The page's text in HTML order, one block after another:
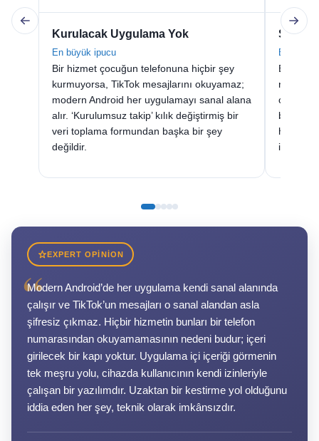
Kurulacak Uygulama Yok
En büyük ipucu
Bir hizmet çocuğun telefonuna hiçbir şey
kurmuyorsa, TikTok mesajlarını okuyamaz;
modern Android her uygulamayı sanal alana
alır. ‘Kurulumsuz takip’ kılık değiştirmiş bir
veri toplama formundan başka bir şey
değildir.
Sadece
Bir
Bir
cihazda
bir
her
için
EXPERT OPINION
“
Modern Android’de her uygulama kendi sanal alanında
çalışır ve TikTok’un mesajları o sanal alandan asla
şifresiz çıkmaz. Hiçbir hizmetin bunları bir telefon
numarasından okuyamamasının nedeni budur; içeri
girilecek bir kapı yoktur. Uygulama içi içeriği görmenin
tek meşru yolu, cihazda kullanıcının kendi izinleriyle
çalışan bir yazılımdır. Uzaktan bir kestirme yol olduğunu
iddia eden her şey, teknik olarak imkânsızdır.